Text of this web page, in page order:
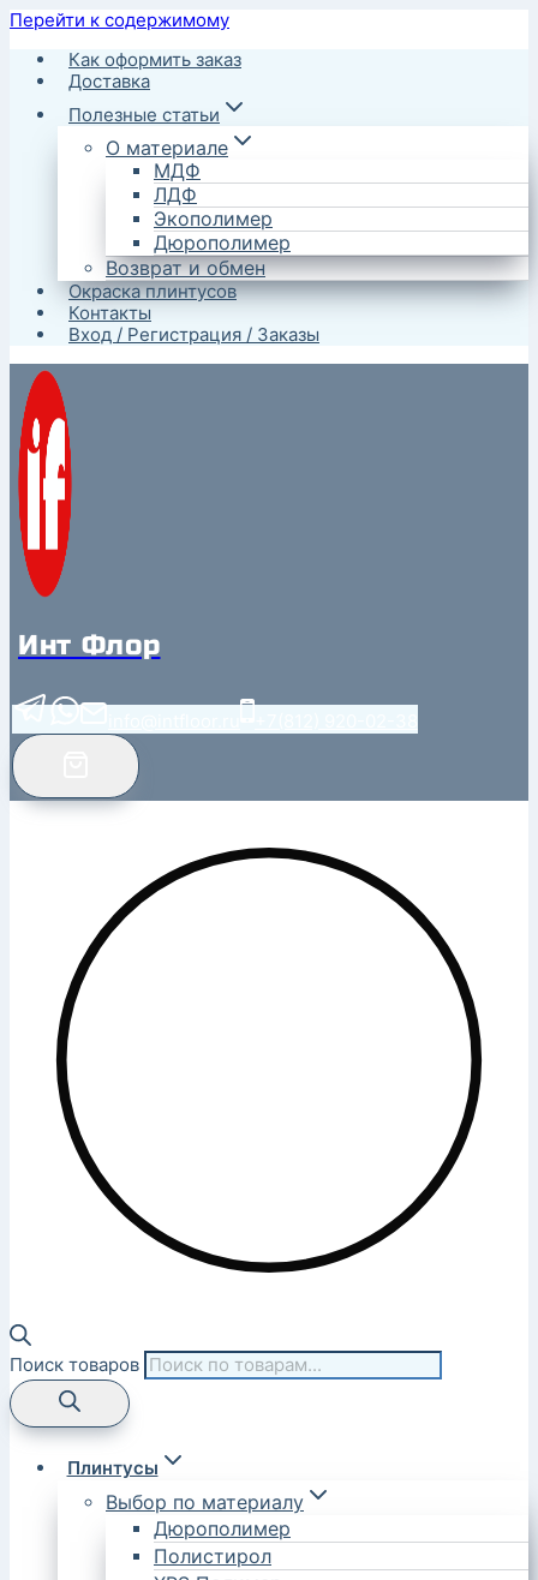
Перейти к содержимому
Как оформить заказ
Доставка
Полезные статьи
О материале
МДФ
ЛДФ
Экополимер
Дюрополимер
Возврат и обмен
Окраска плинтусов
Контакты
Вход / Регистрация / Заказы
Инт Флор
Поиск товаров
Плинтусы
Выбор по материалу
Дюрополимер
Полистирол